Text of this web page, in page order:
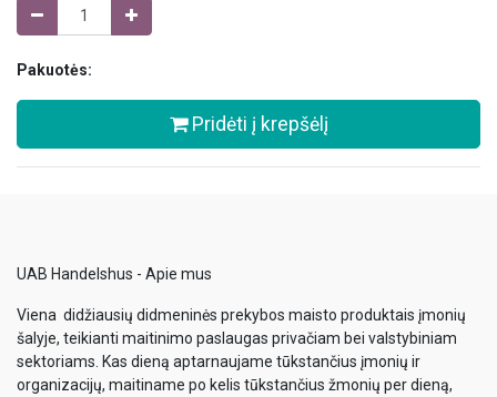
Pakuotės:
Pridėti į krepšėlį
UAB Handelshus - Apie mus
Viena didžiausių didmeninės prekybos maisto produktais įmonių
šalyje, teikianti maitinimo paslaugas privačiam bei valstybiniam
sektoriams. Kas dieną aptarnaujame tūkstančius įmonių ir
organizacijų, maitiname po kelis tūkstančius žmonių per dieną,